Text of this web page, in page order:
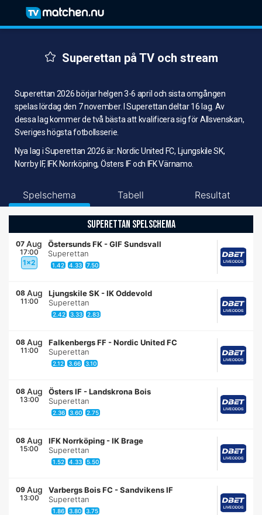
Superettan på TV och stream
Superettan 2026 börjar helgen 3-6 april och sista omgången
spelas lördag den 7 november. I Superettan deltar 16 lag. Av
dessa lag kommer de två bästa att kvalificera sig för Allsvenskan,
Sveriges högsta fotbollsserie.
Nya lag i Superettan 2026 är: Nordic United FC, Ljungskile SK,
Norrby IF, IFK Norrköping, Östers IF och IFK Värnamo.
Spelschema Tabell Resultat
SUPERETTAN SPELSCHEMA
07 Aug
17:00
1x2
Östersunds FK -GIF Sundsvall
Superettan
1.42 4.33 7.50
08 Aug
11:00
Ljungskile SK -IK Oddevold
Superettan
2.42 3.33 2.83
08 Aug
11:00
Falkenbergs FF -Nordic United FC
Superettan
2.12 3.66 3.10
08 Aug
13:00
Östers IF -Landskrona Bois
Superettan
2.36 3.60 2.75
08 Aug
15:00
IFK Norrköping -IK Brage
Superettan
1.52 4.33 5.50
09 Aug
13:00
Varbergs Bois FC -Sandvikens IF
Superettan
1.86 3.80 3.75